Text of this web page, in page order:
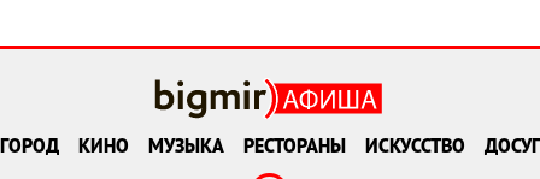
ГОРОД КИНО МУЗЫКА РЕСТОРАНЫ ИСКУССТВО ДОСУГ